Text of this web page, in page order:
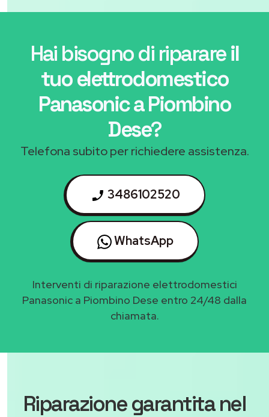
Hai bisogno di riparareil
tuo elettrodomestico
Panasonic a Piombino
Dese?
Telefona subito per richiedere assistenza.
3486102520
WhatsApp
Interventi di riparazione elettrodomestici
Panasonic a Piombino Dese entro 24/48 dalla
chiamata.
Riparazione garantita nel